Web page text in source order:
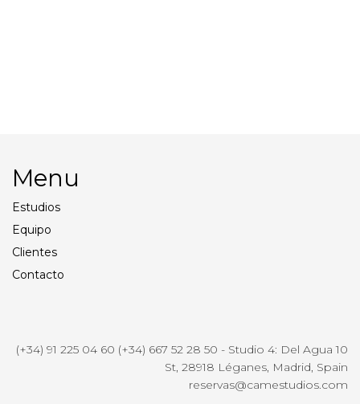
Menu
Estudios
Equipo
Clientes
Contacto
(+34) 91 225 04 60 (+34) 667 52 28 50 - Studio 4: Del Agua 10
St, 28918 Léganes, Madrid, Spain
reservas@camestudios.com